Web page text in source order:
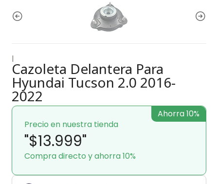
|
Cazoleta Delantera Para
Hyundai Tucson 2.0 2016-
2022
Precio en nuestra tienda
"$13.999"
Compra directo y ahorra 10%
Ahorra 10%